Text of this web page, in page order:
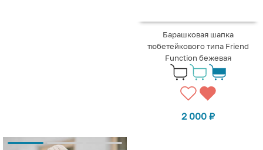
Барашковая шапка
тюбетейкового типа Friend
Function бежевая
2 000 ₽